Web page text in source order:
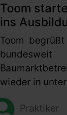
Toom
ins
Toom
wieder in
Praktiker